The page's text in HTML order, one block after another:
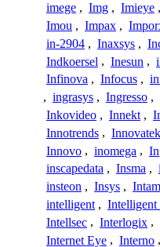
imege , Img , Imieye ,
Imou , Impax ,
in-2904 , Inaxsys ,
Indkoersel , Inesun ,
Infinova , Infocus ,
, ingrasys , Ingresso ,
Inkovideo , Innekt ,
Innotrends , Innovatek
Innovo , inomega ,
inscapedata , Insma ,
insteon , Insys ,
intelligent ,
Intellsec , Interlogix ,
Internet Eye , Interno ,